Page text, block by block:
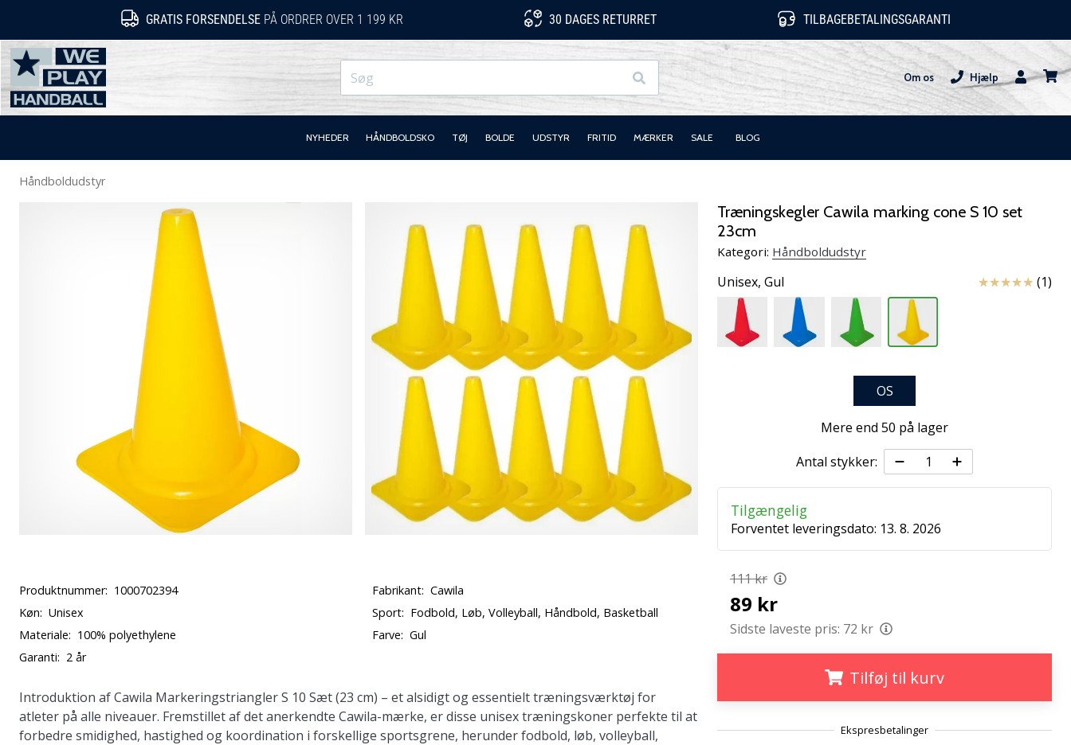
GRATIS FORSENDELSE PÅ ORDRER OVER 1 199 KR 30 DAGES RETURRET TILBAGEBETALINGSGARANTI
WePlayHandball.dk
Om os
Hjælp
Bruger
NYHEDER HÅNDBOLDSKO TØJ BOLDE UDSTYR FRITID MÆRKER SALE BLOG
Håndboldudstyr
Træningskegler Cawila marking cone S 10 set
23cm
Kategori: Håndboldudstyr
Unisex, Gul Anmeldelser
(1)
OS
Mere end 50 på lager
Antal stykker:
Tilgængelig
Forventet leveringsdato: 13. 8. 2026
111 kr
89 kr
Sidste laveste pris: 72 kr
Tilføj til kurv
Produktnummer: 1000702394 Fabrikant: Cawila
Køn: Unisex Sport: Fodbold, Løb, Volleyball, Håndbold, Basketball
Materiale: 100% polyethylene Farve: Gul
Garanti: 2 år
Introduktion afCawila Markeringstriangler S 10 Sæt (23 cm) – et alsidigt og essentielt træningsværktøj for
atleter på alle niveauer. Fremstillet af det anerkendte Cawila-mærke, er disse unisex træningskoner perfekte til at
forbedre smidighed, hastighed og koordination i forskellige sportsgrene, herunder fodbold, løb, volleyball,